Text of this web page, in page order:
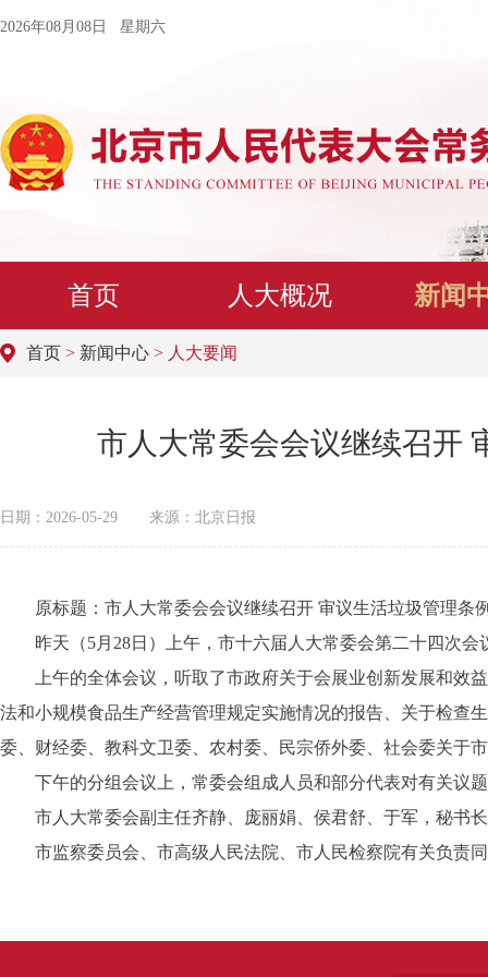
2026年08月08日 星期六
首页 人大概况 新闻
首页 > 新闻中心 > 人大要闻
市人大常委会会议继续召开
日期：2026-05-29 来源：北京日报
原标题：市人大常委会会议继续召开 审议生活垃圾管理条
昨天（5月28日）上午，市十六届人大常委会第二十四次会
上午的全体会议，听取了市政府关于会展业创新发展和效益
法和小规模食品生产经营管理规定实施情况的报告、关于检查
委、财经委、教科文卫委、农村委、民宗侨外委、社会委关于
下午的分组会议上，常委会组成人员和部分代表对有关议
市人大常委会副主任齐静、庞丽娟、侯君舒、于军，秘书
市监察委员会、市高级人民法院、市人民检察院有关负责